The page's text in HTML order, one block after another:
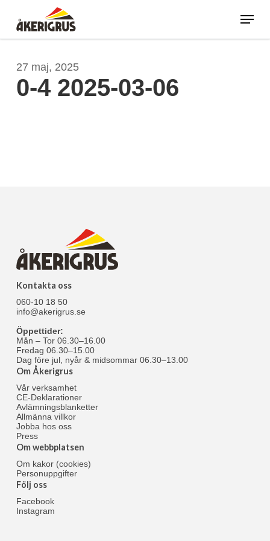
main
Menu
27 maj, 2025
0-4 2025-03-06
Kontakta oss
060-10 18 50
info@akerigrus.se
Öppettider:
Mån – Tor 06.30–16.00
Fredag 06.30–15.00
Dag före jul, nyår & midsommar 06.30–13.00
Om Åkerigrus
Vår verksamhet
CE-Deklarationer
Avlämningsblanketter
Allmänna villkor
Jobba hos oss
Press
Om webbplatsen
Om kakor (cookies)
Personuppgifter
Följ oss
Facebook
Instagram
Close